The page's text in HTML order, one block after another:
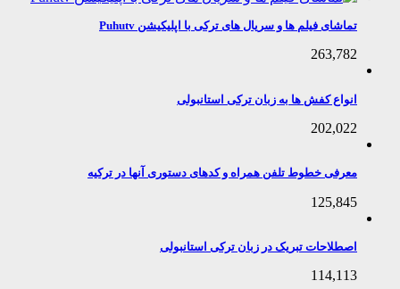
تماشای فیلم ها و سریال های ترکی با اپلیکیشن Puhutv
263,782
انواع کفش ها به زبان ترکی استانبولی
202,022
معرفی خطوط تلفن همراه و کدهای دستوری آنها در ترکیه
125,845
اصطلاحات تبریک در زبان ترکی استانبولی
114,113